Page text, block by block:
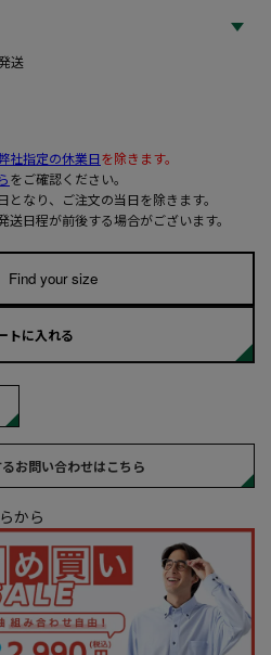
送
社指定の休業日を除きます。
をご確認ください。
なり、ご注文の当日を除きます。
日程が前後する場合がございます。
Find your size
トに入れる
お問い合わせはこちら
から